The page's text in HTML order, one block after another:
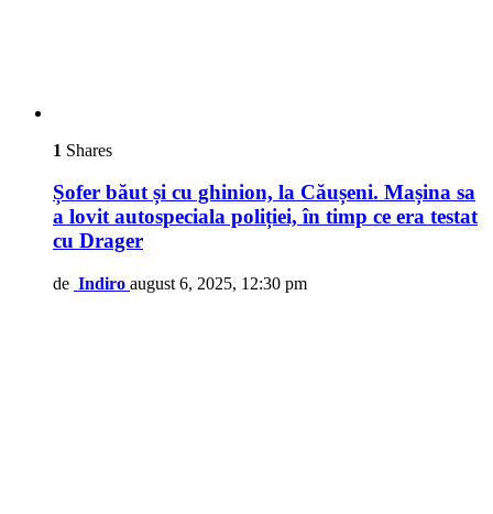
1 Shares
Șofer băut și cu ghinion, la Căușeni. Mașina sa
a lovit autospeciala poliției, în timp ce era testat
cu Drager
de Indiro august 6, 2025, 12:30 pm